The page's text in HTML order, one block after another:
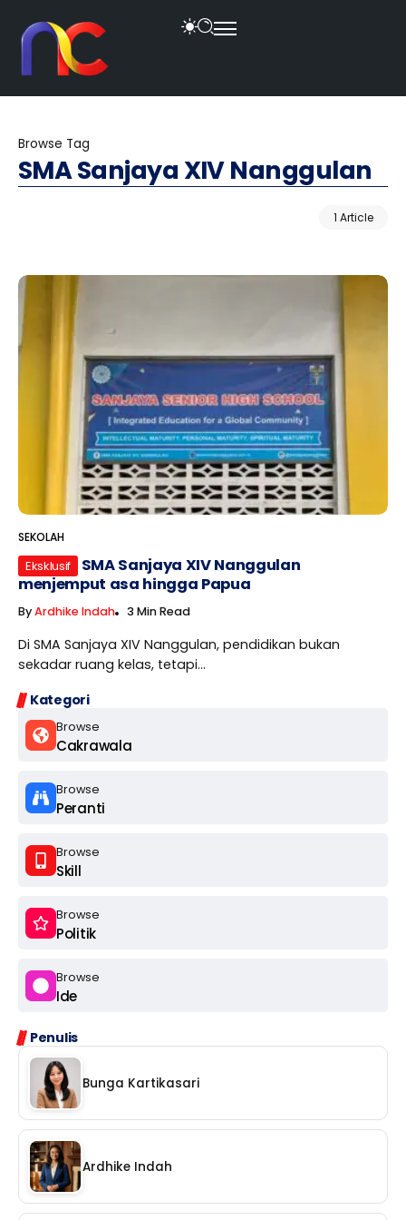
Browse Tag
SMA Sanjaya XIV Nanggulan
1 Article
Kategori
Browse
Cakrawala
Browse
Peranti
Browse
Skill
Browse
Politik
Browse
Ide
Penulis
Bunga Kartikasari
Ardhike Indah
SEKOLAH
Eksklusif
SMA Sanjaya XIV Nanggulan
menjemput asa hingga Papua
ByArdhike Indah 3 Min Read
Di SMA Sanjaya XIV Nanggulan, pendidikan bukan
sekadar ruang kelas, tetapi...